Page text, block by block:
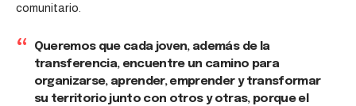
comunitario.
Queremos que cada joven, además de la
transferencia, encuentre un camino para
organizarse, aprender, emprender y transformar
su territorio junto con otros y otras, porque el